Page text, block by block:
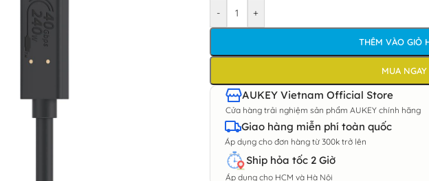
- +
THÊM VÀO GIỎ
MUA NGAY
AUKEY Vietnam Official Store
Cửa hàng trải nghiệm sản phẩm AUKEY chính hãng
Giao hàng miễn phí toàn quốc
Áp dụng cho đơn hàng từ 300k trở lên
Ship hỏa tốc 2 Giờ
Áp dụng cho HCM và Hà Nội